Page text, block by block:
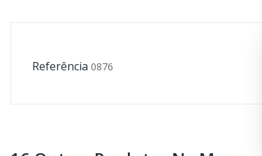
Referência 0876